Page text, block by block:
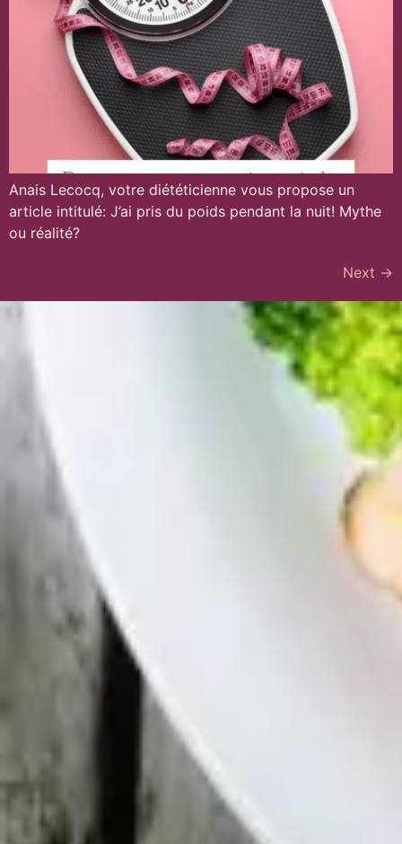
Anais Lecocq, votre diététicienne vous propose un
article intitulé: J’ai pris du poids pendant la nuit! Mythe
ou réalité?
Next →